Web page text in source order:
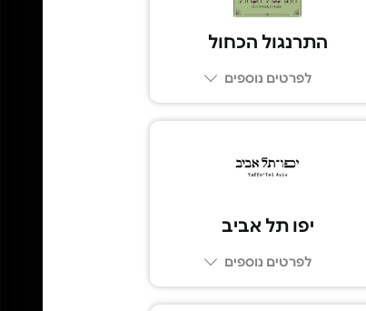
התרנגול הכחול
לפרטים נוספים
יפו תל אביב
לפרטים נוספים